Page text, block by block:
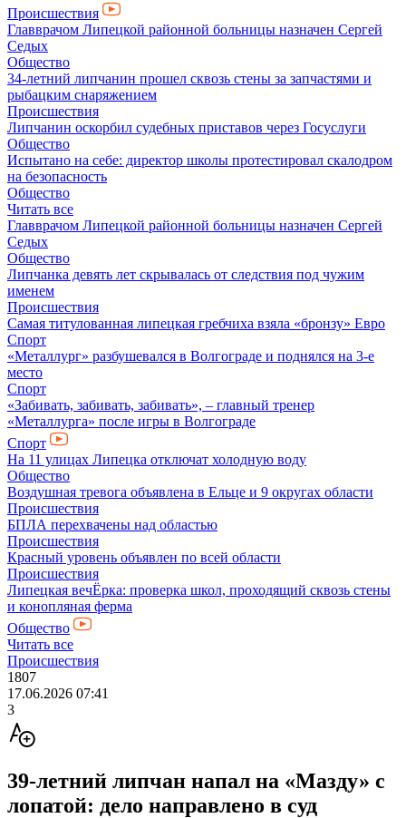
Происшествия
Главврачом Липецкой районной больницы назначен Сергей
Седых
Общество
34-летний липчанин прошел сквозь стены за запчастями и
рыбацким снаряжением
Происшествия
Липчанин оскорбил судебных приставов через Госуслуги
Общество
Испытано на себе: директор школы протестировал скалодром
на безопасность
Общество
Читать все
Главврачом Липецкой районной больницы назначен Сергей
Седых
Общество
Липчанка девять лет скрывалась от следствия под чужим
именем
Происшествия
Самая титулованная липецкая гребчиха взяла «бронзу» Евро
Спорт
«Металлург» разбушевался в Волгограде и поднялся на 3-е
место
Спорт
«Забивать, забивать, забивать», – главный тренер
«Металлурга» после игры в Волгограде
Спорт
На 11 улицах Липецка отключат холодную воду
Общество
Воздушная тревога объявлена в Ельце и 9 округах области
Происшествия
БПЛА перехвачены над областью
Происшествия
Красный уровень объявлен по всей области
Происшествия
Липецкая вечЁрка: проверка школ, проходящий сквозь стены
и конопляная ферма
Общество
Читать все
Происшествия
1807
17.06.2026 07:41
3
39-летний липчан напал на «Мазду» с
лопатой: дело направлено в суд